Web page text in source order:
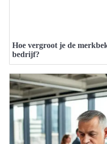
Hoe vergroot je de
bedrijf?